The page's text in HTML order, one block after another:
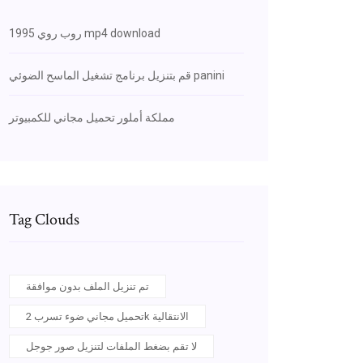
روب روي 1995 mp4 download
قم بتنزيل برنامج تشغيل الماسح الضوئي panini
مملكة أملور تحميل مجاني للكمبيوتر
Tag Clouds
تم تنزيل الملف بدون موافقة
تحميل مجاني ضوء تسرب 2k الانتقالية
لا تقم بضغط الملفات لتنزيل صور جوجل